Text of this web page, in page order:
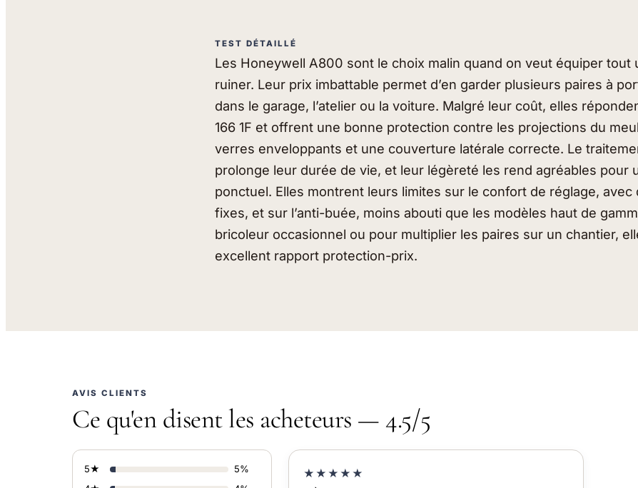
TEST DÉTAILLÉ
Les Honeywell A800 sont le choix malin quand on veut équiper tout
ruiner. Leur prix imbattable permet d’en garder plusieurs paires à
dans le garage, l’atelier ou la voiture. Malgré leur coût, elles
166 1F et offrent une bonne protection contre les projections du
verres enveloppants et une couverture latérale correcte. Le
prolonge leur durée de vie, et leur légèreté les rend agréables pour
ponctuel. Elles montrent leurs limites sur le confort de réglage, avec
fixes, et sur l’anti-buée, moins abouti que les modèles haut de
bricoleur occasionnel ou pour multiplier les paires sur un chantier,
excellent rapport protection-prix.
AVIS CLIENTS
Ce qu'en disent les acheteurs — 4.5/5
5★
5%
★★★★★